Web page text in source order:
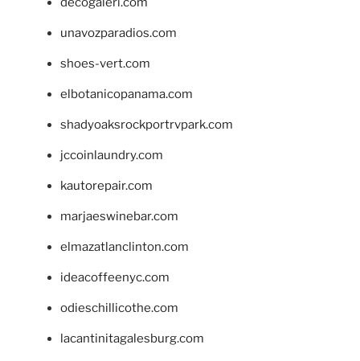
unavozparadios.com
shoes-vert.com
elbotanicopanama.com
shadyoaksrockportrvpark.com
jccoinlaundry.com
kautorepair.com
marjaeswinebar.com
elmazatlanclinton.com
ideacoffeenyc.com
odieschillicothe.com
lacantinitagalesburg.com